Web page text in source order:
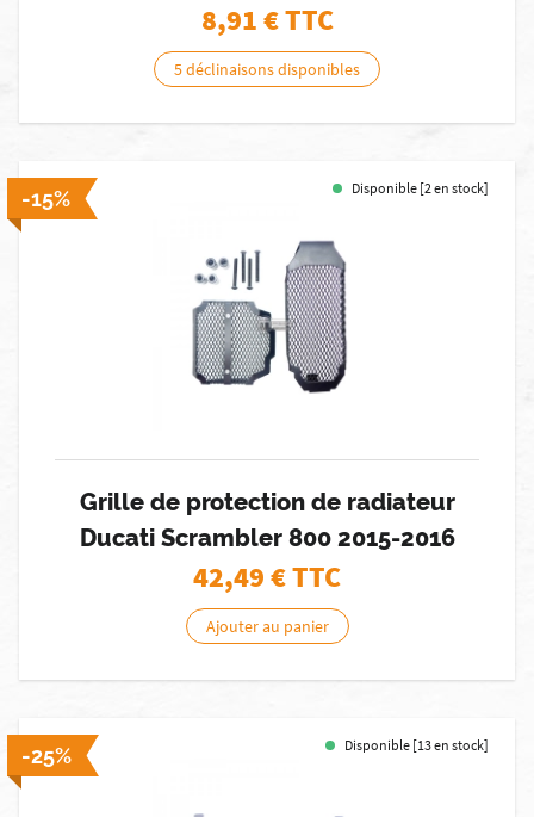
8,91€ TTC
5 déclinaisons disponibles
-15% Disponible [2 en stock]
Grille de protection de radiateur
Ducati Scrambler 800 2015-2016
42,49€ TTC
Ajouter au panier
-25% Disponible [13 en stock]